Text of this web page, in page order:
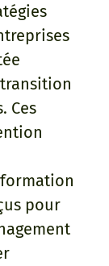
Ces
pour